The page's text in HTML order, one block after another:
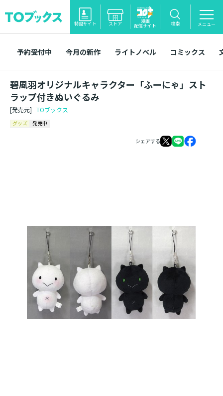
特設サイト ストア 漫画
配信サイト 検索 メニュー
予約受付中 今月の新作 ライトノベル コミックス
碧風羽オリジナルキャラクター「ふーにゃ」スト
ラップ付きぬいぐるみ
[発売元] TOブックス
グッズ 発売中
シェアする